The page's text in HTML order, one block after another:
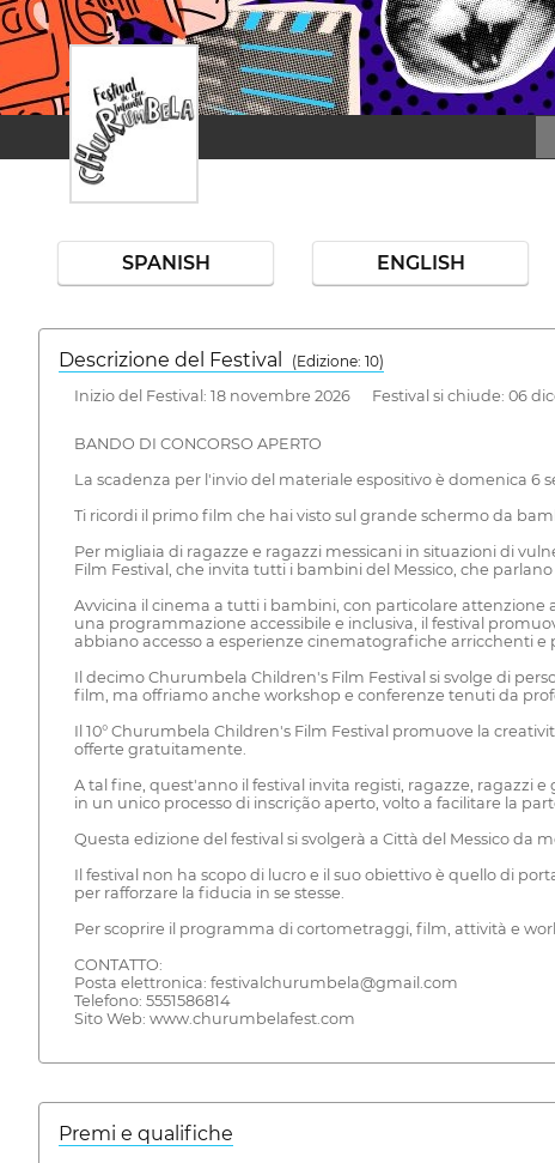
SPANISH ENGLISH
Descrizione del Festival
( Edizione: 10)
Inizio del Festival: 18 novembre 2026 Festival si chiude: 06
BANDO DI CONCORSO APERTO
La scadenza per l'invio del materiale espositivo è domenica 6
Ti ricordi il primo film che hai visto sul grande schermo da
Per migliaia di ragazze e ragazzi messicani in situazioni di
Film Festival, che invita tutti i bambini del Messico, che
Avvicina il cinema a tutti i bambini, con particolare attenzione
una programmazione accessibile e inclusiva, il festival
abbiano accesso a esperienze cinematografiche arricchenti e
Il decimo Churumbela Children's Film Festival si svolge di
film, ma offriamo anche workshop e conferenze tenuti da
Il 10° Churumbela Children's Film Festival promuove la
offerte gratuitamente.
A tal fine, quest'anno il festival invita registi, ragazze, ragazzi
in un unico processo di inscrição aperto, volto a facilitare la
Questa edizione del festival si svolgerà a Città del Messico
Il festival non ha scopo di lucro e il suo obiettivo è quello di
per rafforzare la fiducia in se stesse.
Per scoprire il programma di cortometraggi, film, attività e
CONTATTO:
Posta elettronica: festivalchurumbela@gmail.com
Telefono: 5551586814
Sito Web: www.churumbelafest.com
Premi e qualifiche